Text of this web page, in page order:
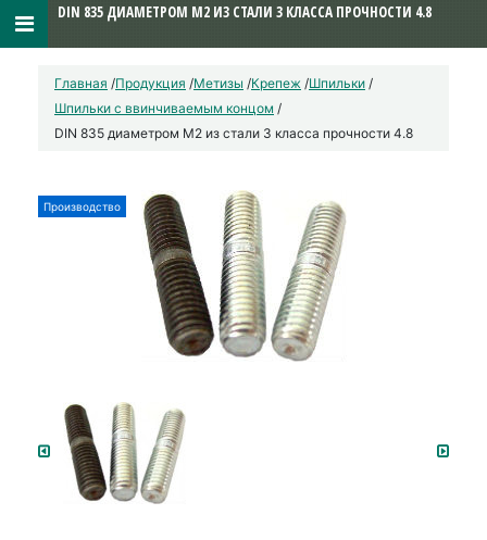
Главная /Продукция /Метизы /Крепеж /Шпильки /
Шпильки с ввинчиваемым концом /
DIN 835 диаметром М2 из стали 3 класса прочности 4.8
Производство
DIN 835 ДИАМЕТРОМ М2 ИЗ СТАЛИ 3 КЛАССА ПРОЧНОСТИ 4.8